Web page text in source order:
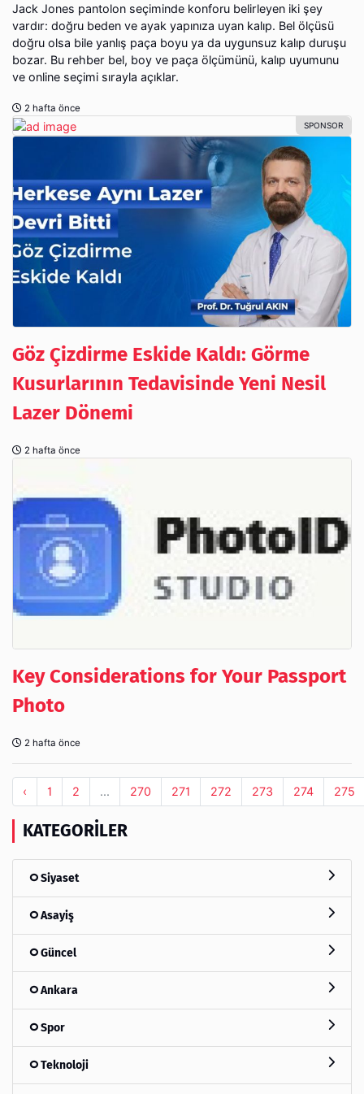
Jack Jones pantolon seçiminde konforu belirleyen iki şey
vardır: doğru beden ve ayak yapınıza uyan kalıp. Bel ölçüsü
doğru olsa bile yanlış paça boyu ya da uygunsuz kalıp duruşu
bozar. Bu rehber bel, boy ve paça ölçümünü, kalıp uyumunu
ve online seçimi sırayla açıklar.
2 hafta önce
Göz Çizdirme Eskide Kaldı: Görme
Kusurlarının Tedavisinde Yeni Nesil
Lazer Dönemi
2 hafta önce
Key Considerations for Your Passport
Photo
2 hafta önce
‹ 1 2 ... 270 271 272 273 274 275
KATEGORILER
Siyaset
Asayiş
Güncel
Ankara
Spor
Teknoloji